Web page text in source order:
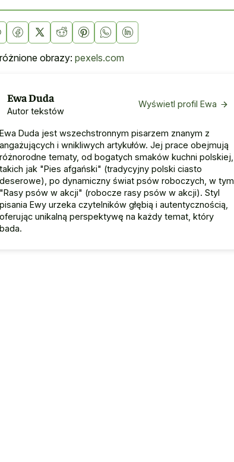
obrazy: pexels.com
Ewa Duda
Autor tekstów
Wyświetl profil Ewa
Ewa Duda jest wszechstronnym pisarzem znanym z
angażujących i wnikliwych artykułów. Jej prace obejmują
różnorodne tematy, od bogatych smaków kuchni polskiej,
takich jak "Pies afgański" (tradycyjny polski ciasto
deserowe), po dynamiczny świat psów roboczych, w tym
"Rasy psów w akcji" (robocze rasy psów w akcji). Styl
pisania Ewy urzeka czytelników głębią i autentycznością,
oferując unikalną perspektywę na każdy temat, który
bada.